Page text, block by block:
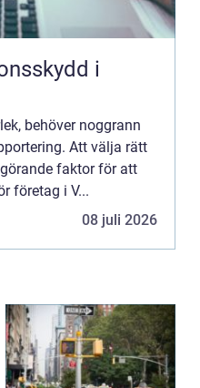
i
behöver noggrann
Att välja rätt
faktor för att
företag i V...
08 juli 2026